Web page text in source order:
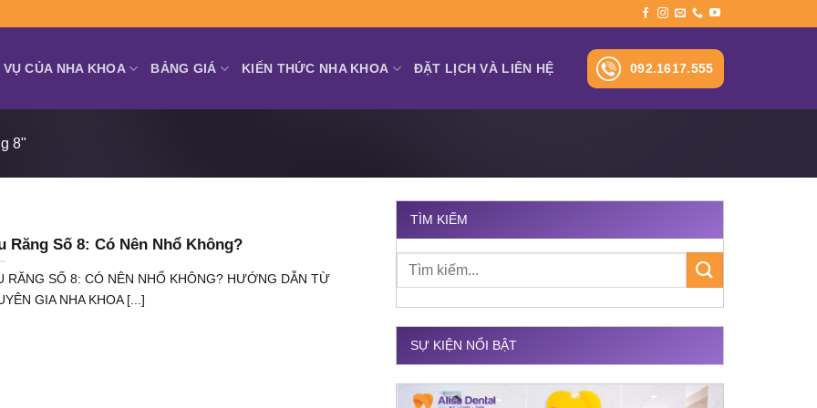
VỤ CỦA NHA KHOA BẢNG GIÁ KIẾN THỨC NHA KHOA ĐẶT LỊCH VÀ LIÊN HỆ 092.1617.555
8"
Răng Số 8: Có Nên Nhổ Không?
RĂNG SỐ 8: CÓ NÊN NHỔ KHÔNG? HƯỚNG DẪN TỪ
GIA NHA KHOA [...]
TÌM KIẾM
SỰ KIỆN NỔI BẬT